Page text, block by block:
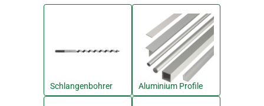
Schlangenbohrer Aluminium Profile